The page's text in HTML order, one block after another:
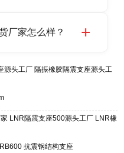
实体工厂现货充足，
，地址：衡水高新
厂家怎么样？
行业生产经验，国标
型、深化、供货、安
高新区北方工业基地
13323182312。
源头工厂 隔振橡胶隔震支座源头工
LNR隔震支座500源头工厂 LNR橡
抗震钢结构支座